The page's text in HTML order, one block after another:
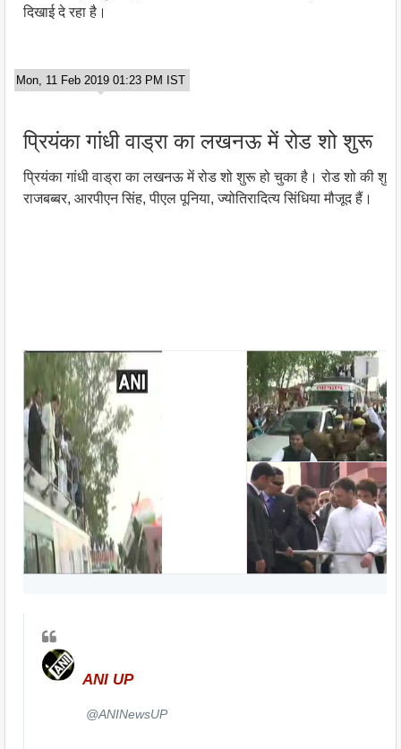
दिखाई दे रहा है।
Mon, 11 Feb 2019 01:23 PM IST
प्रियंका गांधी वाड्रा का लखनऊ में रोड शो शुरू
प्रियंका गांधी वाड्रा का लखनऊ में रोड शो शुरू हो चुका है। रोड शो की
राजबब्बर, आरपीएन सिंह, पीएल पूनिया, ज्योतिरादित्य सिंधिया मौजूद हैं।
ANI UP
✔
@ANINewsUP